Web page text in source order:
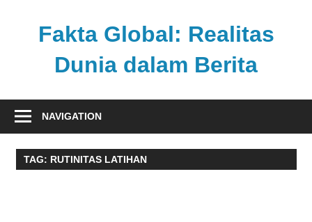
Fakta Global: Realitas
Dunia dalam Berita
kabar
dari
berbagai
NAVIGATION
TAG: RUTINITAS LATIHAN